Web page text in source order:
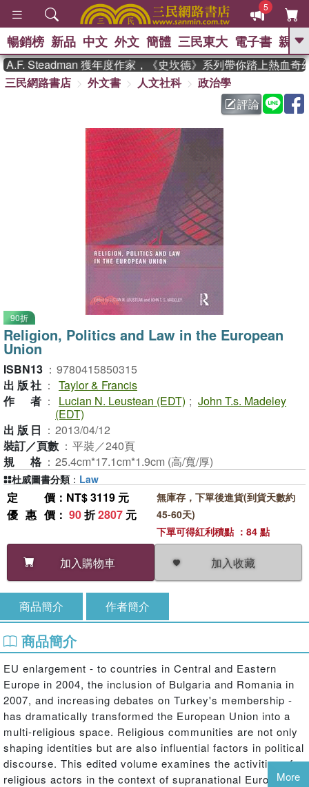
5
GO
熱搜： 東野圭吾 、 高希均教授回憶錄
父親節 、 如果歷
暑期推薦 、 國際布克
獎 臺灣漫遊錄 、 方念華
登輝時代 、 數學女孩：黎曼猜想
偉大的迷走神經
暢銷榜 新品 中文 外文 簡體 三民東大 電子書 親子
Steadman 獲年度作家，《史坎德》系列帶你踏上熱血奇幻
三民網路書店
外文書 人文社科
政治學
評論
90折
Religion, Politics and Law in the European
Union
ISBN13 ： 9780415850315
出版社 ： Taylor & Francis
作者 ： Lucian N. Leustean (EDT) ; John T.s. Madeley
(EDT)
出版日 ： 2013/04/12
裝訂／頁數 ： 平裝／240頁
規格 ： 25.4cm*17.1cm*1.9cm (高/寬/厚)
定價 ：NT$ 3119 元
優惠價 ： 90折2807 元
加入購物車 加入收藏
無庫存，下單後進貨(到貨天數約
45-60天)
下單可得紅利積點 ：84 點
杜威圖書分類 ： Law
商品簡介 作者簡介
商品簡介
EU enlargement - to countries in Central and Eastern
Europe in 2004, the inclusion of Bulgaria and Romania in
2007, and increasing debates on Turkey's membership -
has dramatically transformed the European Union into a
multi-religious space. Religious communities are not only
shaping identities but are also influential factors in political
discourse. This edited volume examines the activities of
religious actors in the context of supranational European
More